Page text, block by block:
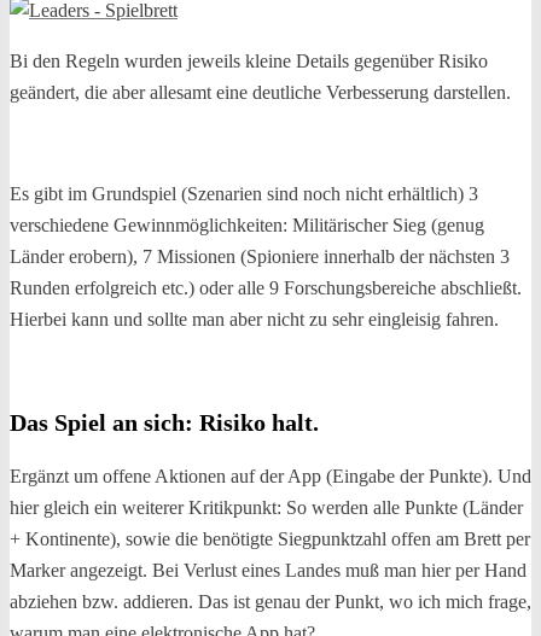
Bi den Regeln wurden jeweils kleine Details gegenüber Risiko
geändert, die aber allesamt eine deutliche Verbesserung darstellen.
Es gibt im Grundspiel (Szenarien sind noch nicht erhältlich) 3
verschiedene Gewinnmöglichkeiten: Militärischer Sieg (genug
Länder erobern), 7 Missionen (Spioniere innerhalb der nächsten 3
Runden erfolgreich etc.) oder alle 9 Forschungsbereiche abschließt.
Hierbei kann und sollte man aber nicht zu sehr eingleisig fahren.
Das Spiel an sich: Risiko halt.
Ergänzt um offene Aktionen auf der App (Eingabe der Punkte). Und
hier gleich ein weiterer Kritikpunkt: So werden alle Punkte (Länder
+ Kontinente), sowie die benötigte Siegpunktzahl offen am Brett per
Marker angezeigt. Bei Verlust eines Landes muß man hier per Hand
abziehen bzw. addieren. Das ist genau der Punkt, wo ich mich frage,